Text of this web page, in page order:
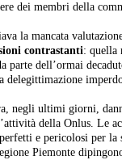
dei membri della
la mancata
contrastanti: quella
parte dell’ormai
delegittimazione
negli ultimi giorni,
della Onlus. Le
e pericolosi per
Piemonte